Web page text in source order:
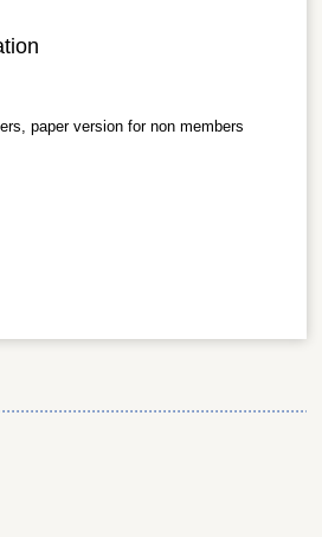
paper version for non members